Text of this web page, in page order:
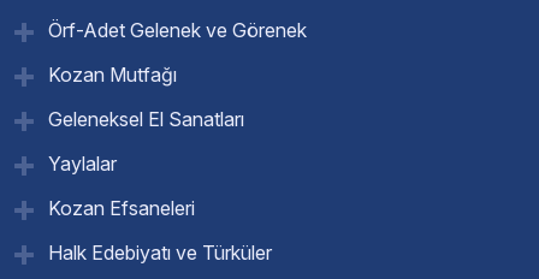
Örf-Adet Gelenek ve Görenek
Kozan Mutfağı
Geleneksel El Sanatları
Yaylalar
Kozan Efsaneleri
Halk Edebiyatı ve Türküler